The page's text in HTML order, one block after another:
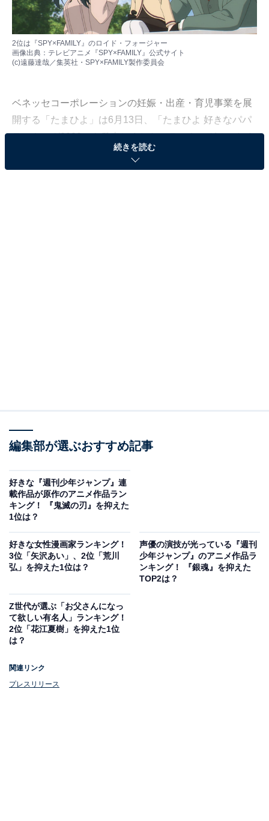
2位は『SPY×FAMILY』のロイド・フォージャー
画像出典： テレビアニメ『SPY×FAMILY』公式サイト
(c)遠藤達哉／集英社・SPY×FAMILY製作委員会
ベネッセコーポレーションの妊娠・出産・育児事業を展
開する「たまひよ」は6月13日、「たまひよ 好きなパパ
ランキング2023」を発表しました。ランキングは、たま
ひよのアプリ「まいにちのたまひよ」利用者の男女1675
人を対象に実施したアンケート調査結果により作成（調
多いのではないでしょうか。
してる」「偽の家族でも、少しずつお父さんになろうと
いう姿が好き」などのコメントが寄せられました。
続きを読む
編集部が選ぶおすすめ記事
好きな『週刊少年ジャンプ』連
載作品が原作のアニメ作品ラン
キング！ 『鬼滅の刃』を抑えた
1位は？
好きな女性漫画家ランキング！
3位「矢沢あい」、2位「荒川
弘」を抑えた1位は？
声優の演技が光っている『週刊
少年ジャンプ』のアニメ作品ラ
ンキング！ 『銀魂』を抑えた
TOP2は？
Z世代が選ぶ「お父さんになっ
て欲しい有名人」ランキング！
2位「花江夏樹」を抑えた1位
は？
関連リンク
プレスリリース